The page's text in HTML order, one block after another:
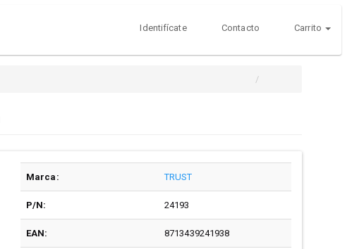
Identifícate Contacto Carrito
Marca: TRUST
P/N: 24193
EAN: 8713439241938